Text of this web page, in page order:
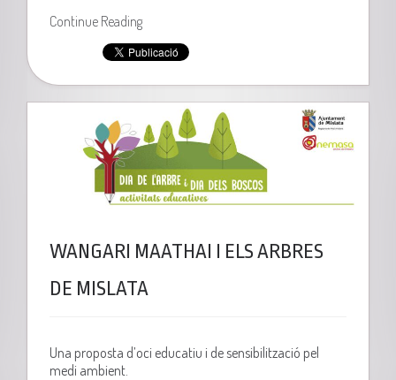
Continue Reading
WANGARI MAATHAI I ELS ARBRES
DE MISLATA
Una proposta d’oci educatiu i de sensibilització pel
medi ambient.